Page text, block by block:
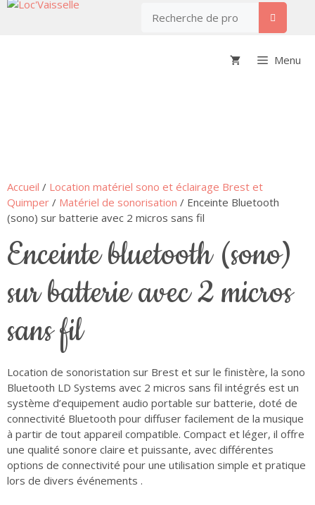
Menu
Accueil / Location matériel sono et éclairage Brest et
Quimper / Matériel de sonorisation / Enceinte Bluetooth
(sono) sur batterie avec 2 micros sans fil
enceinte bluetooth (sono)
sur batterie avec 2 micros
sans fil
Location de sonoristation sur Brest et sur le finistère, la sono
Bluetooth LD Systems avec 2 micros sans fil intégrés est un
système d’equipement audio portable sur batterie, doté de
connectivité Bluetooth pour diffuser facilement de la musique
à partir de tout appareil compatible. Compact et léger, il offre
une qualité sonore claire et puissante, avec différentes
options de connectivité pour une utilisation simple et pratique
lors de divers événements .